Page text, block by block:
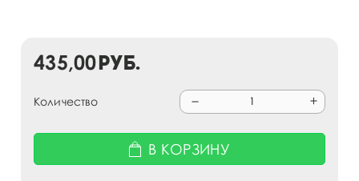
435,00руб.
Количество
В КОРЗИНУ